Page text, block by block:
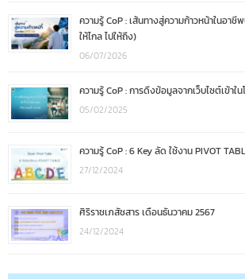
ความรู้ CoP : เส้นทางสู่ความก้าวหน้าในอา
ให้ไกล ไปให้ถึง)
06/07/2026
ความรู้ CoP : การดึงข้อมูลจากเว็บไซต์เข้า
05/02/2025
ความรู้ CoP : 6 Key ลัด ใช้งาน PIVOT
27/12/2024
ศิริราชเภสัชสาร เดือนธันวาคม 2567
24/12/2024